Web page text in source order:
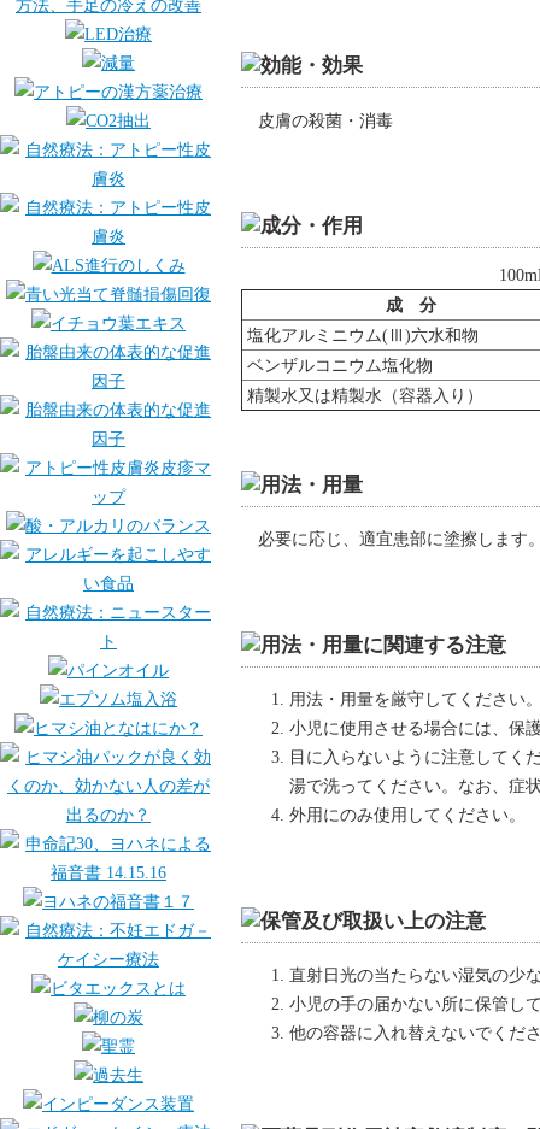
皮膚の殺菌・消毒
成 分
塩化アルミニウム(Ⅲ)六水和物
ベンザルコニウム塩化物
精製水又は精製水（容器入り）
必要に応じ、適宜患部に塗擦します
用法・用量を厳守してください
小児に使用させる場合には、保
目に入らないように注意してく
湯で洗ってください。なお、症
外用にのみ使用してください。
直射日光の当たらない湿気の少
小児の手の届かない所に保管し
他の容器に入れ替えないでくだ